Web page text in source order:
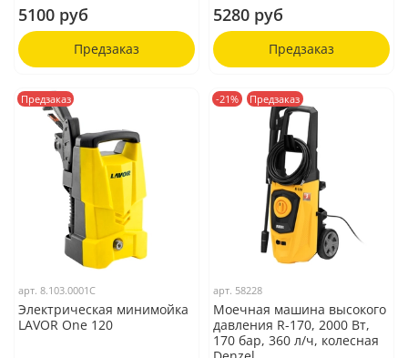
5100 руб
Предзаказ
5280 руб
Предзаказ
Предзаказ
арт.8.103.0001C
Электрическая минимойка
LAVOR One 120
-21% Предзаказ
арт. 58228
Моечная машина высокого
давления R-170, 2000 Вт,
170 бар, 360 л/ч, колесная